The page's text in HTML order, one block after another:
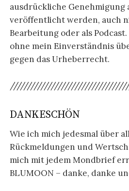
ausdrückliche
veröffentlicht werden, auch
Bearbeitung oder als
ohne mein Einverständnis
gegen das Urheberrecht.
DANKESCHÖN
Wie ich mich jedesmal über
Rückmeldungen und
mich mit jedem Mondbrief
BLUMOON – danke, danke